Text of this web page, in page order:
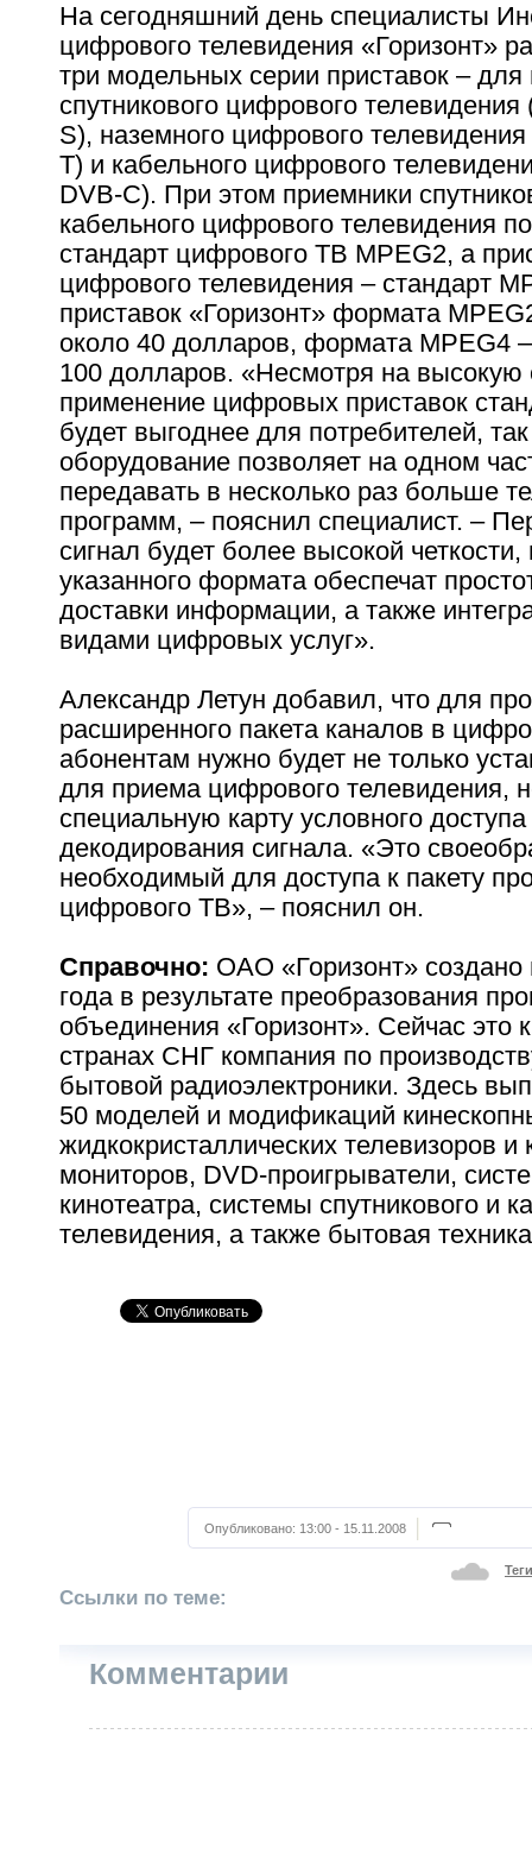
На сегодняшний день специалисты
цифрового телевидения «Горизонт»
три модельных серии приставок –
спутникового цифрового телевидения
S), наземного цифрового
T) и кабельного цифрового
DVB-C). При этом приемники
кабельного цифрового телевидения
стандарт цифрового ТВ MPEG2, а
цифрового телевидения – стандарт
приставок «Горизонт» формата
около 40 долларов, формата MPEG4 –
100 долларов. «Несмотря на высокую
применение цифровых приставок
будет выгоднее для потребителей, так
оборудование позволяет на одном
передавать в несколько раз больше
программ, – пояснил специалист. –
сигнал будет более высокой четкости,
указанного формата обеспечат
доставки информации, а также
видами цифровых услуг».
Александр Летун добавил, что для
расширенного пакета каналов в
абонентам нужно будет не только
для приема цифрового телевидения,
специальную карту условного
декодирования сигнала. «Это
необходимый для доступа к пакету
цифрового ТВ», – пояснил он.
Справочно: ОАО «Горизонт» создано
года в результате преобразования
объединения «Горизонт». Сейчас это
странах СНГ компания по
бытовой радиоэлектроники. Здесь
50 моделей и модификаций
жидкокристаллических телевизоров
мониторов, DVD-проигрыватели,
кинотеатра, системы спутникового и
телевидения, а также бытовая
Опубликовано: 13:00 - 15.11.2008
Теги
Ссылки по теме:
Комментарии